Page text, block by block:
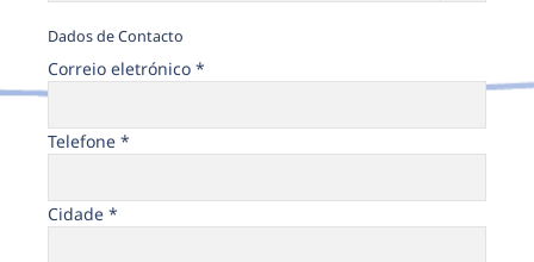
Dados de Contacto
Correio eletrónico *
Telefone *
Cidade *